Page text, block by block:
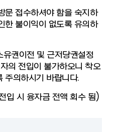
문 접수하셔야 함을 숙지하
한 불이익이 없도록 유의하
유권이전 및 근저당권설정
의 전입이 불가하오니 착오
주의하시기 바랍니다.
입 시 융자금 전액 회수 됨)